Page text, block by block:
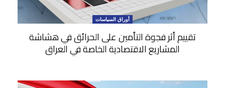
أوراق السياسات
تقييم أثر فجوة التأمين على الحرائق في هشاشة
المشاريع الاقتصادية الخاصة في العراق